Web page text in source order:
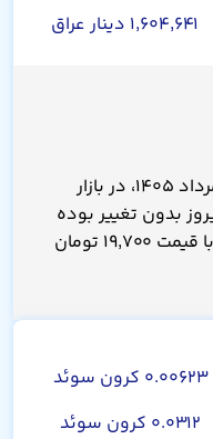
۱,۶۰۴,۶۴۱ دینار عراق
قیمت کرون سوئد امروز جمعه ۱۶ مرداد ۱۴۰۵، در بازار
بدون تغییر بوده
است. هر واحد کرون سوئد، دیروز با قیمت ۱۹,۷۰۰ تومان
۰.۰۰۶۲۳ کرون سوئد
۰.۰۳۱۲ کرون سوئد